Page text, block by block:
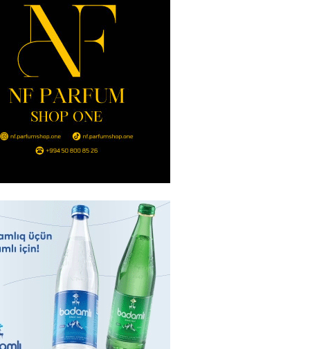
“91-lər” və partiya
ilə görüş keçirilib –
- 16:17
niyə narazıdır?
- 16:15
91
pozan 26 nəfər tutuldu
- 15:45 95
və Yaroslavldakı